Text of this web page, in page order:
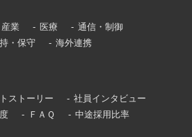
産業 医療
通信・制御
・保守 海外連携
ストーリー
社員インタビュー
ＦＡＱ
中途採用比率